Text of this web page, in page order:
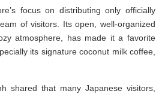
focus on distributing only officially
of visitors. Its open, well-organized
atmosphere, has made it a favorite
its signature coconut milk coffee,
shared that many Japanese visitors,